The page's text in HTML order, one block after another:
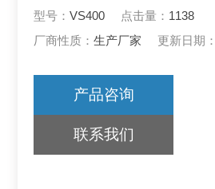
型号：VS400 点击量： 1138
厂商性质：生产厂家 更新日期：
产品咨询
联系我们